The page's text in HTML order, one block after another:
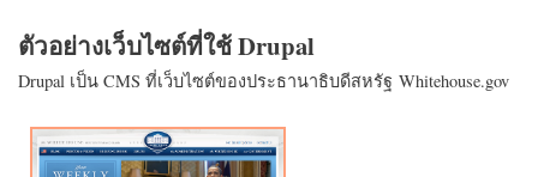
ตัวอย่างเว็บไซต์ที่ใช้ Drupal
Drupal เป็น CMS ที่เว็บไซต์ของประธานาธิบดีสหรัฐ Whitehouse.gov